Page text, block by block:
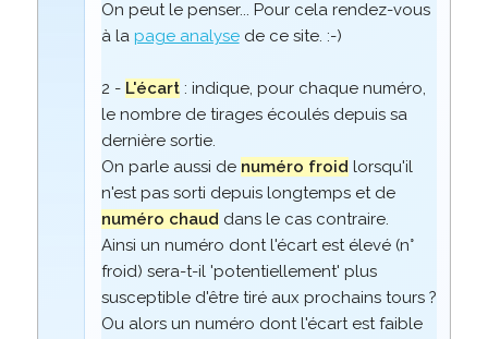
On peut le penser... Pour cela rendez-vous
à la page analysede ce site. :-)
2 - L'écart: indique, pour chaque numéro,
le nombre de tirages écoulés depuis sa
dernière sortie.
On parle aussi de numéro froid lorsqu'il
n'est pas sorti depuis longtemps et de
numéro chaud dans le cas contraire.
Ainsi un numéro dont l'écart est élevé (n°
froid) sera-t-il 'potentiellement' plus
susceptible d'être tiré aux prochains tours ?
Ou alors un numéro dont l'écart est faible